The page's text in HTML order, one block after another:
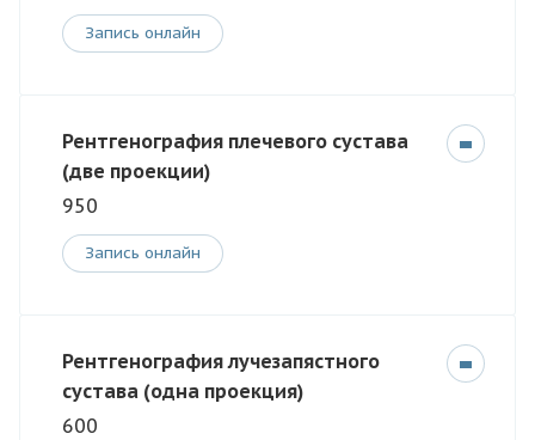
Запись онлайн
Рентгенография плечевого сустава
(две проекции)
950
Запись онлайн
Рентгенография лучезапястного
сустава (одна проекция)
600